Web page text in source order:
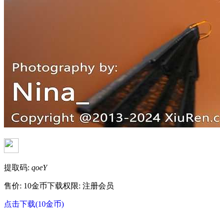
提取码: qoeY
售价: 10金币下载权限: 注册会员
点击下载(10金币)